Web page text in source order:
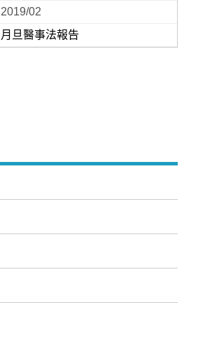
2019/02
月旦醫事法報告